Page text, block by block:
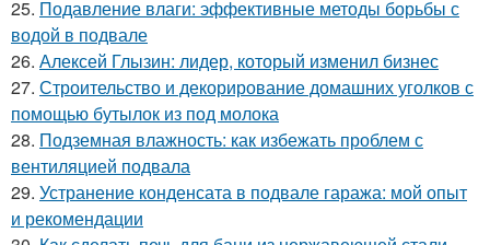
25. Подавление влаги: эффективные методы борьбы с
водой в подвале
26. Алексей Глызин: лидер, который изменил бизнес
27. Строительство и декорирование домашних уголков с
помощью бутылок из под молока
28. Подземная влажность: как избежать проблем с
вентиляцией подвала
29. Устранение конденсата в подвале гаража: мой опыт
и рекомендации